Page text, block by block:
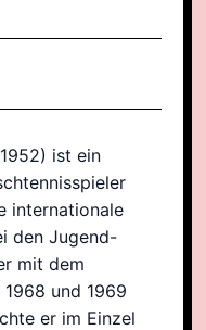
ist ein
internationale
den Jugend-
mit dem
und 1969
er im Einzel